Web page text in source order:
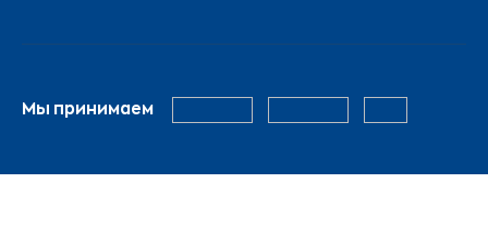
Мы принимаем